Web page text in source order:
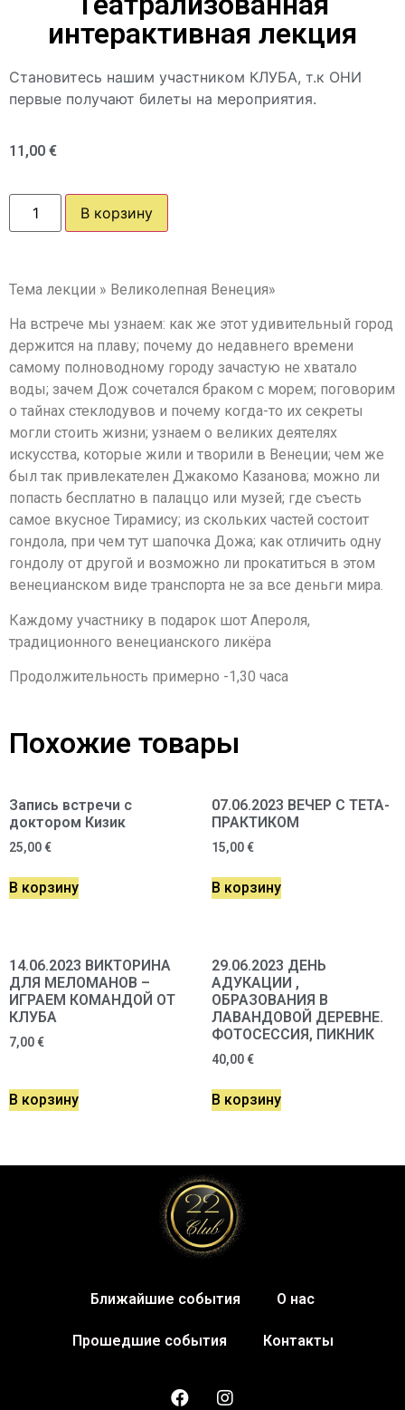
интерактивная лекция
Становитесь нашим участником КЛУБА, т.к ОНИ
первые получают билеты на мероприятия.
11,00 €
В корзину
Тема лекции » Великолепная Венеция»
На встрече мы узнаем: как же этот удивительный город
держится на плаву; почему до недавнего времени
самому полноводному городу зачастую не хватало
воды; зачем Дож сочетался браком с морем; поговорим
о тайнах стеклодувов и почему когда-то их секреты
могли стоить жизни; узнаем о великих деятелях
искусства, которые жили и творили в Венеции; чем же
был так привлекателен Джакомо Казанова; можно ли
попасть бесплатно в палаццо или музей; где съесть
самое вкусное Тирамису; из скольких частей состоит
гондола, при чем тут шапочка Дожа; как отличить одну
гондолу от другой и возможно ли прокатиться в этом
венецианском виде транспорта не за все деньги мира.
Каждому участнику в подарок шот Апероля,
традиционного венецианского ликёра
Продолжительность примерно -1,30 часа
Похожие товары
Запись встречи с
доктором Кизик
25,00€
В корзину
07.06.2023 ВЕЧЕР С ТЕТА-
ПРАКТИКОМ
15,00€
В корзину
14.06.2023 ВИКТОРИНА
ДЛЯ МЕЛОМАНОВ –
ИГРАЕМ КОМАНДОЙ ОТ
КЛУБА
7,00€
В корзину
29.06.2023 ДЕНЬ
АДУКАЦИИ ,
ОБРАЗОВАНИЯ В
ЛАВАНДОВОЙ ДЕРЕВНЕ.
ФОТОСЕССИЯ, ПИКНИК
40,00€
В корзину
Ближайшие события О нас
Прошедшие события Контакты